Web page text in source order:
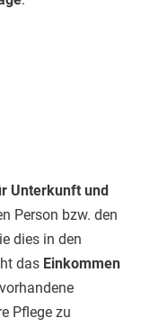
Unterkunft und
Person bzw. den
dies in den
das Einkommen
Pflege zu